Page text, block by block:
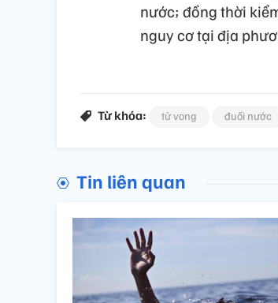
nước; đồng thời
nguy cơ tại địa
Từ khóa: tử vong đuối nước
Tin liên quan